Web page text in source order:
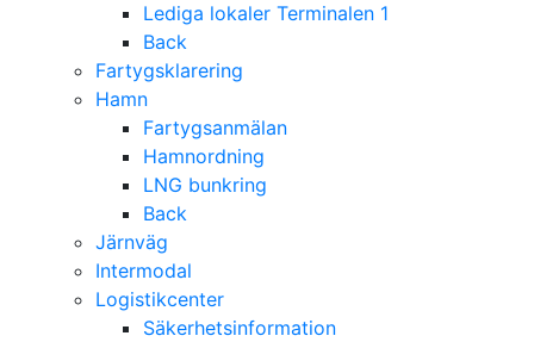
Lediga lokaler Terminalen 1
Back
Fartygsklarering
Hamn
Fartygsanmälan
Hamnordning
LNG bunkring
Back
Järnväg
Intermodal
Logistikcenter
Säkerhetsinformation